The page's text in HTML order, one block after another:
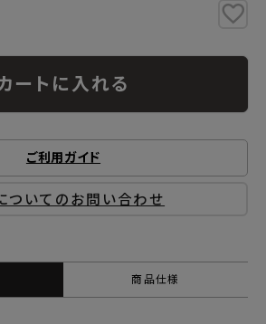
ートに入れる
ご利用ガイド
ついてのお問い合わせ
商品仕様